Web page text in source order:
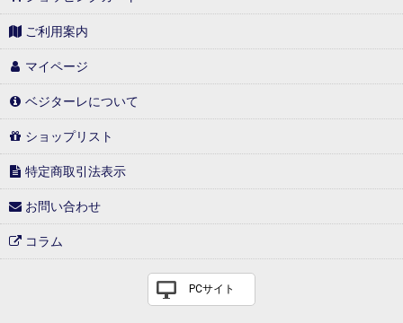
ご利用案内
マイページ
ベジターレについて
ショップリスト
特定商取引法表示
お問い合わせ
コラム
PCサイト